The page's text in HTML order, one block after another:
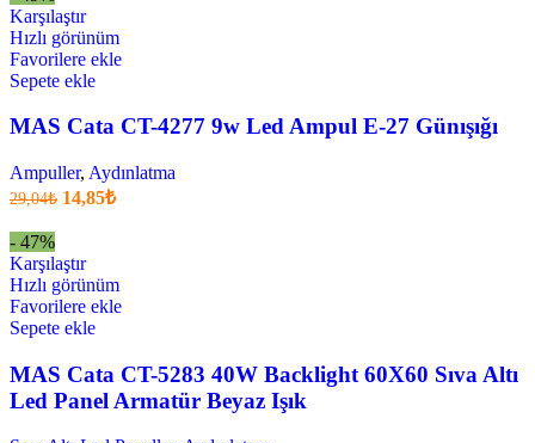
Karşılaştır
Hızlı görünüm
Favorilere ekle
Sepete ekle
MAS Cata CT-4277 9w Led Ampul E-27 Günışığı
Ampuller, Aydınlatma
29,04₺ Orijinal
14,85₺Şu
.
- 47%
Karşılaştır
Hızlı görünüm
Favorilere ekle
Sepete ekle
MAS Cata CT-5283 40W Backlight 60X60 Sıva Altı
Led Panel Armatür Beyaz Işık